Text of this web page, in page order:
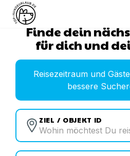
Finde dein
für dich und
Reisezeitraum und
bessere
ZIEL / OBJEKT ID